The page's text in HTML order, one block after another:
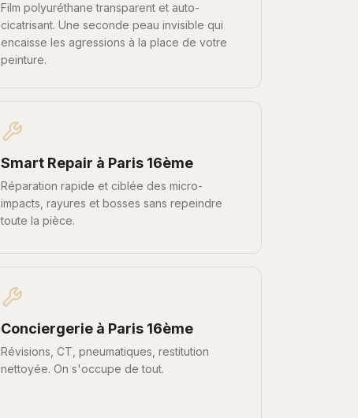
Film polyuréthane transparent et auto-
cicatrisant. Une seconde peau invisible qui
encaisse les agressions à la place de votre
peinture.
Smart Repair à Paris 16ème
Réparation rapide et ciblée des micro-
impacts, rayures et bosses sans repeindre
toute la pièce.
Conciergerie à Paris 16ème
Révisions, CT, pneumatiques, restitution
nettoyée. On s'occupe de tout.